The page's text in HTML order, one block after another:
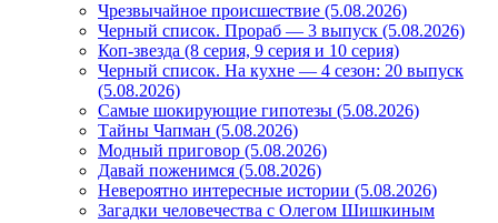
Чрезвычайное происшествие (5.08.2026)
Черный список. Прораб — 3 выпуск (5.08.2026)
Коп-звезда (8 серия, 9 серия и 10 серия)
Черный список. На кухне — 4 сезон: 20 выпуск
(5.08.2026)
Самые шокирующие гипотезы (5.08.2026)
Тайны Чапман (5.08.2026)
Модный приговор (5.08.2026)
Давай поженимся (5.08.2026)
Невероятно интересные истории (5.08.2026)
Загадки человечества с Олегом Шишкиным